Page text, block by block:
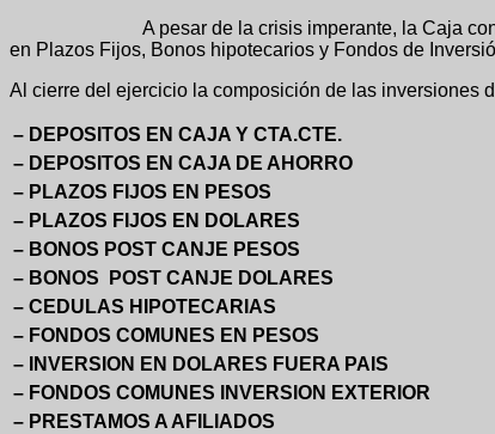
A pesar de la crisis imperante, la Caja continuó su
en Plazos Fijos, Bonos hipotecarios y Fondos de
Al cierre del ejercicio la composición de las inversiones
– DEPOSITOS EN CAJA Y CTA.CTE.
– DEPOSITOS EN CAJA DE AHORRO
– PLAZOS FIJOS EN PESOS
– PLAZOS FIJOS EN DOLARES
– BONOS POST CANJE PESOS
– BONOS POST CANJE DOLARES
– CEDULAS HIPOTECARIAS
– FONDOS COMUNES EN PESOS
– INVERSION EN DOLARES FUERA PAIS
– FONDOS COMUNES INVERSION EXTERIOR
– PRESTAMOS A AFILIADOS